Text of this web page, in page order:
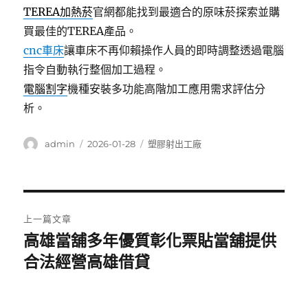
TEREA加熱菸官網都能找到最適合的原味菸探索並購
買最佳的TEREA產品。
cnc車床讓車床不再仰賴操作人員的即時調整透過電腦
指令自動執行整個加工過程。
電腦割字機種安裝多功能高階加工應用需求評估分
析。
作
admin
發
2026-01-28
分
塑膠射出工廠
章
導
上一篇文章
上
一
高雄當舖多年優質彰化票貼當舖提供
合法經營高雄借貸